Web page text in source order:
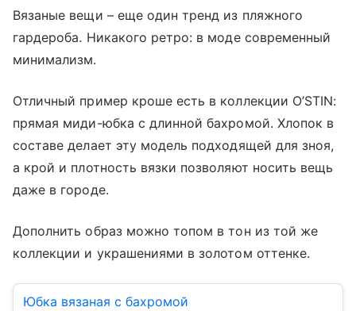
Вязаные вещи – еще один тренд из пляжного
гардероба. Никакого ретро: в моде современный
минимализм.
Отличный пример кроше есть в коллекции O’STIN:
прямая миди-юбка с длинной бахромой. Хлопок в
составе делает эту модель подходящей для зноя,
а крой и плотность вязки позволяют носить вещь
даже в городе.
Дополнить образ можно топом в тон из той же
коллекции и украшениями в золотом оттенке.
Юбка вязаная с бахромой